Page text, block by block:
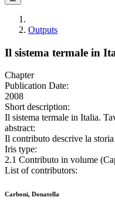
Outputs
Il sistema termale in
Chapter
Publication Date:
2008
Short description:
Il sistema termale in Italia.
abstract:
Il contributo descrive la
Iris type:
2.1 Contributo in volume
List of contributors:
Carboni, Donatella